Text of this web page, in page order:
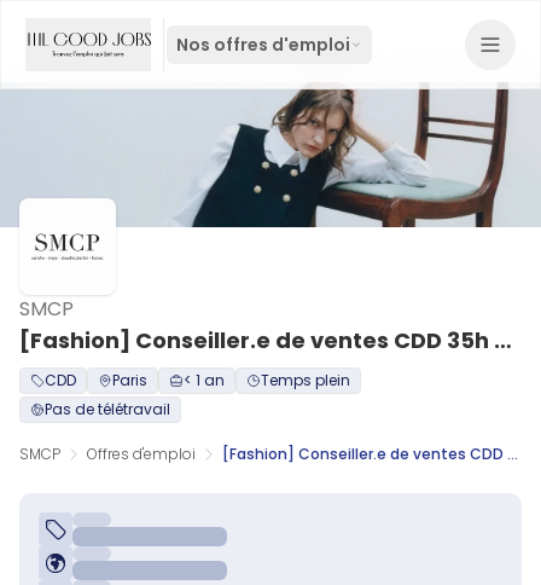
Nos offres d'emploi
[Fashion] Conseiller.e de ventes CDD 35h - Pierre Charron - H/F
SMCP
CDD Paris < 1 an
Temps plein
Pas de télétravail
SMCP Offres d'emploi [Fashion] Conseiller.e de ventes CDD 35h - Pierre Charron - H/F